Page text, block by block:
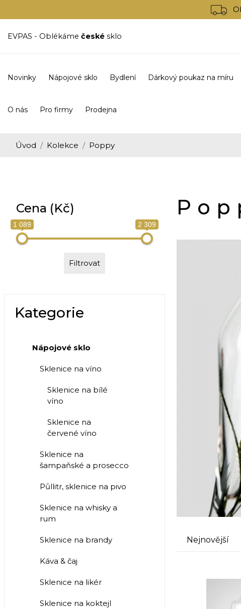
EVPAS - Oblékáme české sklo
Novinky Nápojové sklo Bydlení Dárkový poukaz na míru
O nás Pro firmy Prodejna
Úvod Kolekce Poppy
Nejnovější
Cena (Kč)
1 089 2 309
Filtrovat
Kategorie
Nápojové sklo
Sklenice na víno
Sklenice na bílé
víno
Sklenice na
červené víno
Sklenice na
šampaňské a prosecco
Půllitr, sklenice na pivo
Sklenice na whisky a
rum
Sklenice na brandy
Káva & čaj
Sklenice na likér
Sklenice na koktejl